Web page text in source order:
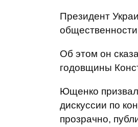
Президент
Об этом он
годовщины
Ющенко
дискуссии по
прозрачно,